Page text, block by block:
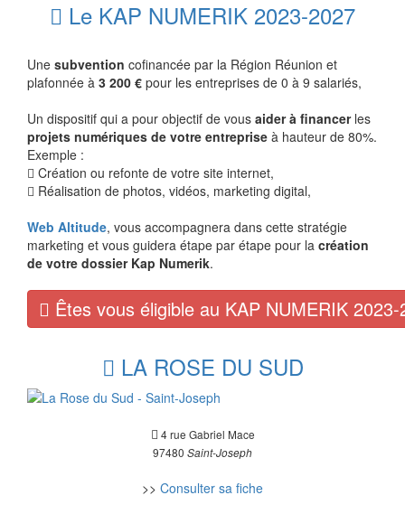
Le KAP NUMERIK 2023-2027
Une subvention cofinancée par la Région Réunion et
plafonnée à 3 200 € pour les entreprises de 0 à 9 salariés,
Un dispositif qui a pour objectif de vous aider à financerles
projets numériques de votre entreprise à hauteur de 80%.
Exemple :
Création ou refonte de votre site internet,
Réalisation de photos, vidéos, marketing digital,
Web Altitude, vous accompagnera dans cette stratégie
marketing et vous guidera étape par étape pour la création
de votre dossier Kap Numerik.
Êtes vous éligible au KAP NUMERIK
LA ROSE DU SUD
4 rue Gabriel Mace
97480 Saint-Joseph
>> Consulter sa fiche